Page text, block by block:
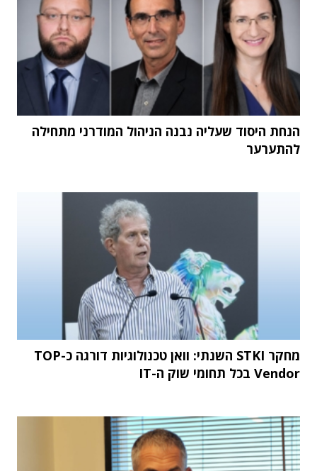
הנחת היסוד שעליה נבנה הניהול המודרני מתחילה
להתערער
מחקר STKI השנתי: וואן טכנולוגיות דורגה כ-TOP
Vendor בכל תחומי שוק ה-IT